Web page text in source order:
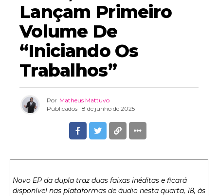
Lançam Primeiro
Volume De
“Iniciando Os
Trabalhos”
Por Matheus Mattuvo
Publicados 18 de junho de 2025
Novo EP da dupla traz duas faixas inéditas e ficará
disponível nas plataformas de áudio nesta quarta, 18, às